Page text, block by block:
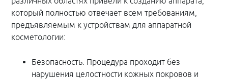
который полностью отвечает всем требованиям,
предъявляемым к устройствам для аппаратной
косметологии:
Безопасность. Процедура проходит без
нарушения целостности кожных покровов и